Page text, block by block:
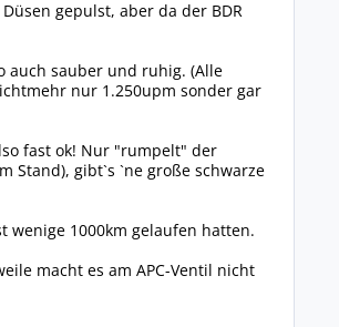
gepulst, aber da der BDR
auch sauber und ruhig. (Alle
nur 1.250upm sonder gar
fast ok! Nur "rumpelt" der
Stand), gibt`s `ne große schwarze
wenige 1000km gelaufen hatten.
macht es am APC-Ventil nicht